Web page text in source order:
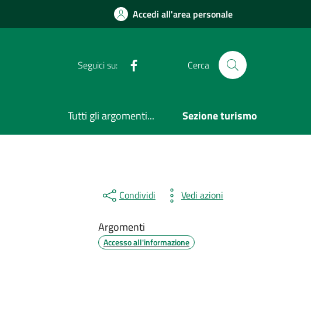
Accedi all'area personale
Seguici su: Cerca
Tutti gli argomenti... Sezione turismo
Condividi Vedi azioni
Argomenti
Accesso all'informazione